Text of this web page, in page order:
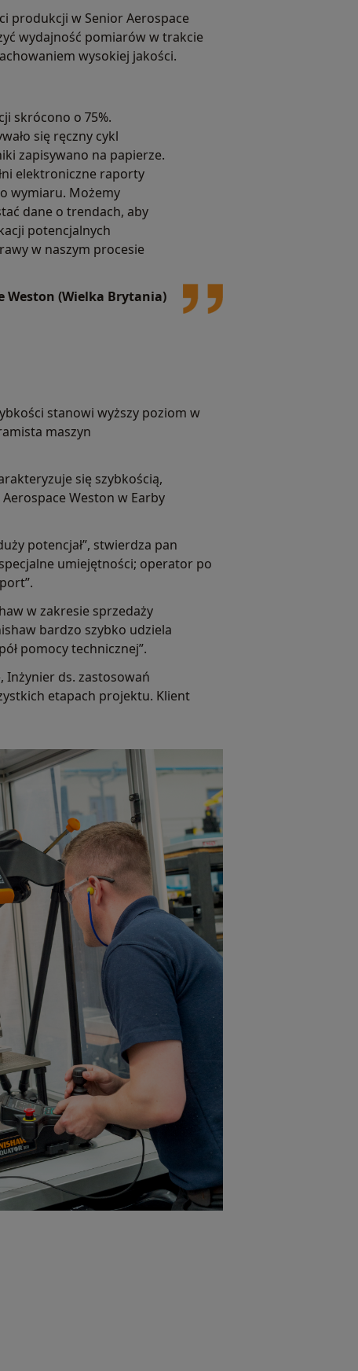
produkcji w Senior Aerospace
wydajność pomiarów w trakcie
wysokiej jakości.
skrócono o 75%.
się ręczny cykl
zapisywano na papierze.
elektroniczne raporty
wymiaru. Możemy
dane o trendach, aby
potencjalnych
w naszym procesie
Weston (Wielka Brytania)
stanowi wyższy poziom w
maszyn
się szybkością,
Weston w Earby
potencjał”, stwierdza pan
umiejętności; operator po
w zakresie sprzedaży
bardzo szybko udziela
pomocy technicznej”.
Inżynier ds. zastosowań
etapach projektu. Klient